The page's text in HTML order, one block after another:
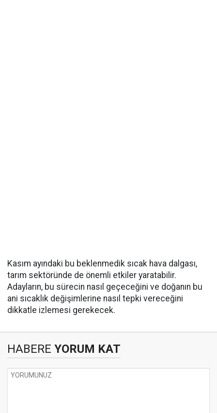
Kasım ayındaki bu beklenmedik sıcak hava dalgası,
tarım sektöründe de önemli etkiler yaratabilir.
Adayların, bu sürecin nasıl geçeceğini ve doğanın bu
ani sıcaklık değişimlerine nasıl tepki vereceğini
dikkatle izlemesi gerekecek.
HABERE YORUM KAT